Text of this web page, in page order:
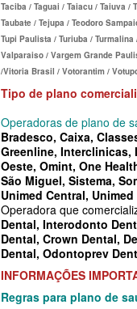
UNIHOSP PLANO
UNIMED
EMPRESARIAL
UNIMED
EMPRESARIAL
ÚNICA PLANO DE
PLANO DE SAÚDE
PLANO DE SAÚDE
Taciba / Taguai / Taiacu / Taiuva /
Taubate / Tejupa / Teodoro
Tupi Paulista / Turiuba /
Valparaiso / Vargem Grande
/Vitoria Brasil / Votorantim /
Tipo de plano
Operadoras de plano de
Bradesco, Caixa,
Greenline, Interclinicas,
Oeste, Omint, One
São Miguel, Sistema,
Unimed Central,
Operadora que
Dental, Interodonto
Dental, Crown Dental,
Dental, Odontoprev
INFORMAÇÕES
Regras para plano de